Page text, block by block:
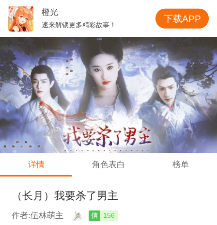
详情 角色表白 榜单
（长月）我要杀了男主
作者:伍林萌主 信
156
橙光
速来解锁更多精彩故事！
下载APP